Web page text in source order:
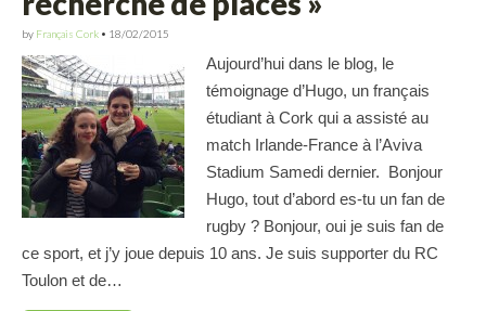
by Français Cork • 18/02/2015
Aujourd’hui dans le blog, le
témoignage d’Hugo, un français
étudiant à Cork qui a assisté au
match Irlande-France à l’Aviva
Stadium Samedi dernier. Bonjour
Hugo, tout d’abord es-tu un fan de
rugby ? Bonjour, oui je suis fan de
ce sport, et j’y joue depuis 10 ans. Je suis supporter du RC
Toulon et de…